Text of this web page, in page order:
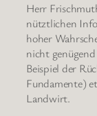
Herr
nütztlichen
hoher
nicht
Beispiel der
Fundamente)
Landwirt.